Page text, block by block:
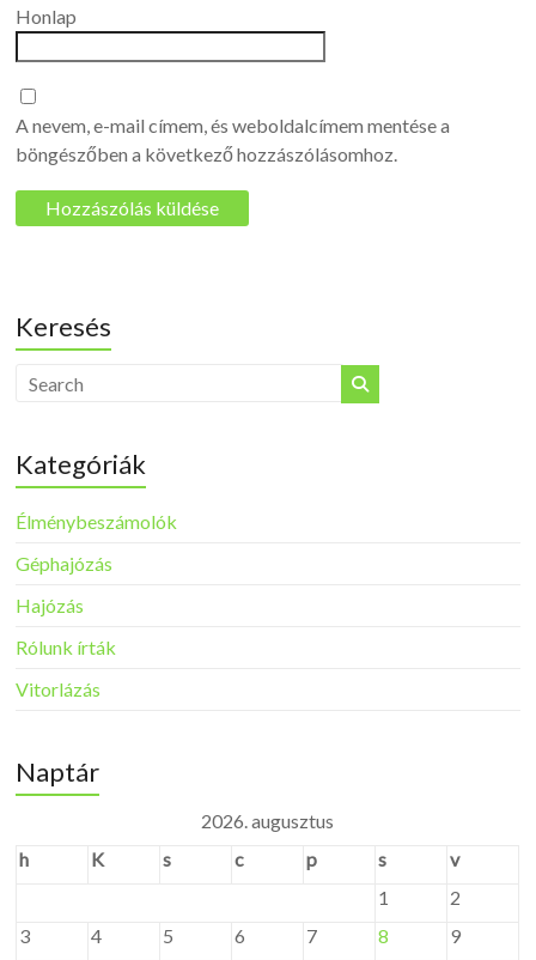
Honlap
A nevem, e-mail címem, és weboldalcímem mentése a
böngészőben a következő hozzászólásomhoz.
Keresés
Kategóriák
Élménybeszámolók
Géphajózás
Hajózás
Rólunk írták
Vitorlázás
Naptár
2026. augusztus
h
K s c p s
v
1
2
3
4 5 6 7 8
9